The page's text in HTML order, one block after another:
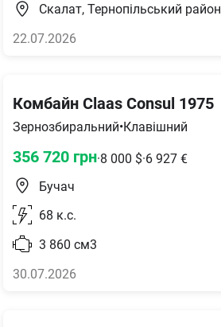
Скалат, Тернопільський район
22.07.2026
Комбайн Claas Consul 1975
Зернозбиральний•Клавішний
356 720 грн·8 000 $·6 927 €
Бучач
68 к.с.
3 860 см3
30.07.2026